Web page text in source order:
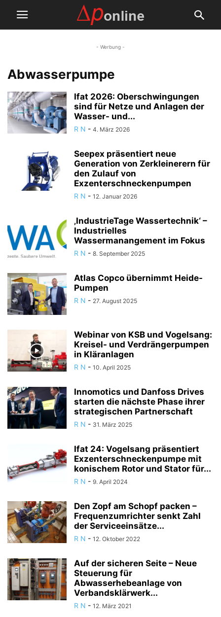
- Werbung -
Abwasserpumpe
Ifat 2026: Oberschwingungen
sind für Netze und Anlagen der
Wasser- und...
R N - 4. März 2026
Seepex präsentiert neue
Generation von Zerkleinerern für
den Zulauf von
Exzenterschneckenpumpen
R N - 12. Januar 2026
‚IndustrieTage Wassertechnik‘ –
Industrielles
Wassermanangement im Fokus
R N - 8. September 2025
Atlas Copco übernimmt Heide-
Pumpen
R N - 27. August 2025
Webinar von KSB und Vogelsang:
Kreisel- und Verdrängerpumpen
in Kläranlagen
R N - 10. April 2025
Innomotics und Danfoss Drives
starten die nächste Phase ihrer
strategischen Partnerschaft
R N - 31. März 2025
Ifat 24: Vogelsang präsentiert
Exzenterschneckenpumpe mit
konischem Rotor und Stator für...
R N - 9. April 2024
Den Zopf am Schopf packen –
Frequenzumrichter senkt Zahl
der Serviceeinsätze...
R N - 12. Oktober 2022
Auf der sicheren Seite – Neue
Steuerung für
Abwasserhebeanlage von
Verbandsklärwerk...
R N - 12. März 2021